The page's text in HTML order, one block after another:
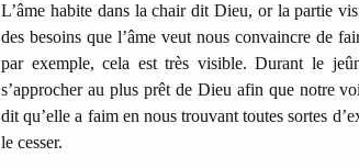
L’âme habite dans la chair dit Dieu, or la partie
des besoins que l’âme veut nous convaincre de
par exemple, cela est très visible. Durant le
s’approcher au plus prêt de Dieu afin que notre
dit qu’elle a faim en nous trouvant toutes sortes
le cesser.